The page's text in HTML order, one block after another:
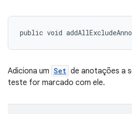
public void
Adiciona um Set de anotações a
teste for marcado com ele.